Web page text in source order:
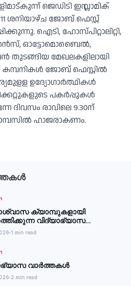
ജെഡിടി ഇസ്ലാമിക്
ശനിയാഴ്ച ജോബ് ഫെസ്റ്റ്
ഐടി, ഹോസ്പിറ്റാലിറ്റി,
ഓട്ടോമൊബൈൽ,
തുടങ്ങിയ മേഖലകളിലായി
ജോബ് ഫെസ്റ്റിൽ
ഉദ്യോഗാർത്ഥികൾ
പകർപ്പുകൾ
ദിവസം രാവിലെ 9.30ന്
ഹാജരാകണം.
ക്യാമ്പുകളായി
വിദ്യാഭ്യാസ
അവധി
1 min read
വാർത്തകൾ
2 min read